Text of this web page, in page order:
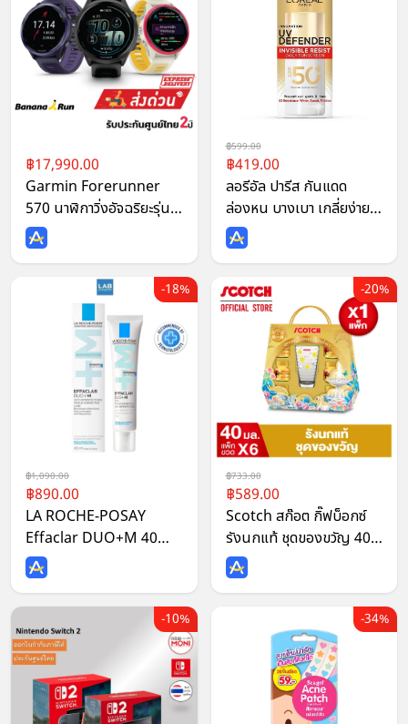
17,990.00
Garmin Forerunner
570 นาฬิกาวิ่งอัจฉริยะรุ่น
ใหม่ รับประกันศูนย์ไทย 2
ปี
599.00
419.00
ลอรีอัล ปารีส กันแดด
ล่องหน บางเบา เกลี่ยง่าย
ไม่เหนอะหนะ L'Oréal
Paris UV Defender
Invisible Resist SPF50+
PA++++ 50ml
1,090.00
890.00
18%
LA ROCHE-POSAY
Effaclar DUO+M 40
ml.- ลา โรช-โพเซย์ เอฟฟา
คลาร์ ดูโอ+เอ็ม 40 มล.
733.00
589.00
20%
Scotch สก๊อต กิ๊ฟบ็อกซ์
รังนกแท้ ชุดของขวัญ 40
มล 6 ขวด (1 กล่อง) ชุด
ของขวัญวันแม่ (แถมแก้ว
10% 34%